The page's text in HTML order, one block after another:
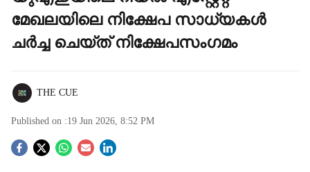
മേഖലയിലെ നിക്ഷേപ സാധ്യകള്‍
ചർച്ച ചെയ്ത് നിക്ഷേപസംഗമം
THE CUE
Published on :19 Jun 2026, 8:52 PM
S